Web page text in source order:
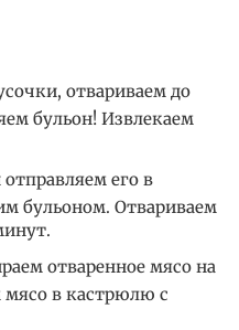
отвариваем до
бульон! Извлекаем
его в
бульоном. Отвариваем
отваренное мясо на
мясо в кастрюлю с